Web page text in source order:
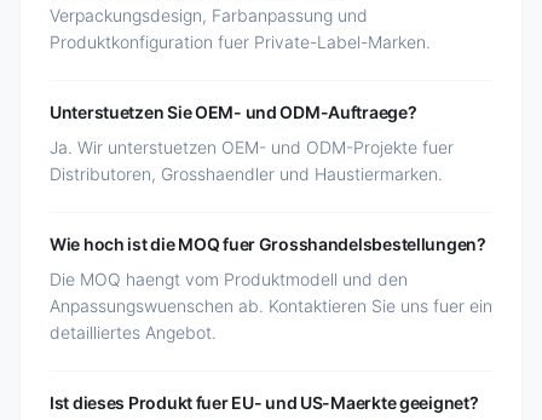
Verpackungsdesign, Farbanpassung und
Produktkonfiguration fuer Private-Label-Marken.
Unterstuetzen Sie OEM- und ODM-Auftraege?
Ja. Wir unterstuetzen OEM- und ODM-Projekte fuer
Distributoren, Grosshaendler und Haustiermarken.
Wie hoch ist die MOQ fuer Grosshandelsbestellungen?
Die MOQ haengt vom Produktmodell und den
Anpassungswuenschen ab. Kontaktieren Sie uns fuer ein
detailliertes Angebot.
Ist dieses Produkt fuer EU- und US-Maerkte geeignet?